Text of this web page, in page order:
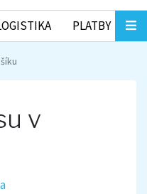
PLATBY
v